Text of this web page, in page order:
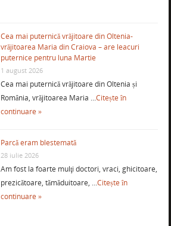
Cea mai puternică vrăjitoare din Oltenia-
vrăjitoarea Maria din Craiova – are leacuri
puternice pentru luna Martie
1 august 2026
Cea mai puternică vrăjitoare din Oltenia și
România, vrăjitoarea Maria …Citește în
continuare »
Parcă eram blestemată
28 iulie 2026
Am fost la foarte mulţi doctori, vraci, ghicitoare,
prezicătoare, tămăduitoare, …Citește în
continuare »